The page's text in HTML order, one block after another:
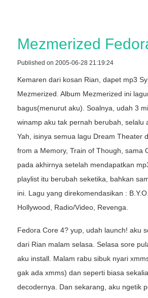
Mezmerized
Published on 2005-06-28 21:19:24
Kemaren dari kosan Rian, dapet mp3
Mezmerized. Album Mezmerized ini
bagus(menurut aku). Soalnya, udah 3
winamp aku tak pernah berubah, selalu
Yah, isinya semua lagu Dream Theater
from a Memory, Train of Though, sama
pada akhirnya setelah mendapatkan
playlist itu berubah seketika, bahkan
ini. Lagu yang direkomendasikan :
Hollywood, Radio/Video, Revenga.
Fedora Core 4? yup, udah launch! aku
dari Rian malam selasa. Selasa sore
aku install. Malam rabu sibuk nyari
gak ada xmms) dan seperti biasa
decodernya. Dan sekarang, aku ngetik